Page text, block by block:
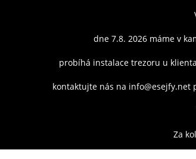
dne 7.8. 2026 máme v
probíhá instalace trezoru u
kontaktujte nás na info@esejfy.net
Za